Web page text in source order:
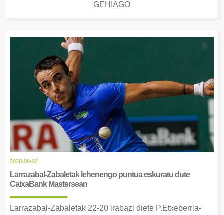
GEHIAGO
2026-08-02
Larrazabal-Zabaletak lehenengo puntua eskuratu dute
CaixaBank Mastersean
Larrazabal-Zabaletak 22-20 irabazi diete P.Etxeberria-